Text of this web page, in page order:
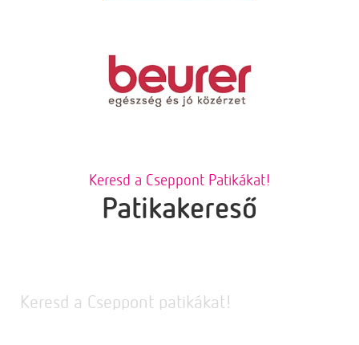
Keresd a Cseppont Patikákat!
Patikakereső
Keresd a Cseppont patikákat!